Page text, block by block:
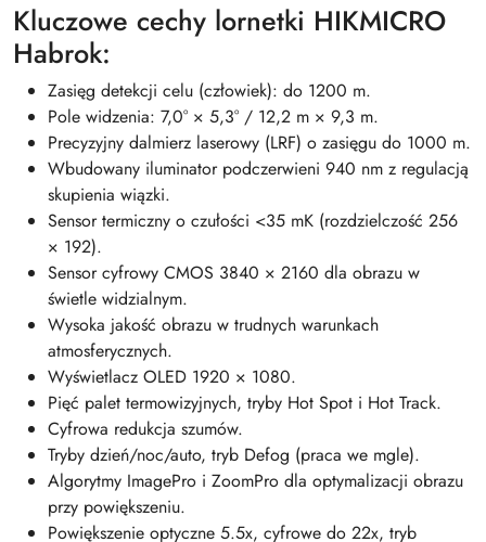
Kluczowe cechy lornetki HIKMICRO
Habrok:
Zasięg detekcji celu (człowiek): do 1200 m.
Pole widzenia: 7,0° × 5,3° / 12,2 m × 9,3 m.
Precyzyjny dalmierz laserowy (LRF) o zasięgu do 1000 m.
Wbudowany iluminator podczerwieni 940 nm z regulacją
skupienia wiązki.
Sensor termiczny o czułości <35 mK (rozdzielczość 256
× 192).
Sensor cyfrowy CMOS 3840 × 2160 dla obrazu w
świetle widzialnym.
Wysoka jakość obrazu w trudnych warunkach
atmosferycznych.
Wyświetlacz OLED 1920 × 1080.
Pięć palet termowizyjnych, tryby Hot Spot i Hot Track.
Cyfrowa redukcja szumów.
Tryby dzień/noc/auto, tryb Defog (praca we mgle).
Algorytmy ImagePro i ZoomPro dla optymalizacji obrazu
przy powiększeniu.
Powiększenie optyczne 5.5x, cyfrowe do 22x, tryb